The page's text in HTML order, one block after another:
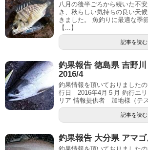
八月の後半ごろから続いた不
き、秋らしい気持ちの良い天
きました。 魚釣りに最適な季
【...】
記事を読む
釣果報告 徳島県 吉野川
2016/4
釣果情報を頂いておりました
行日 2016年4月５月 釣行エ
リア 情報提供者 加地様（テ
記事を読む
釣果報告 大分県 アマゴ